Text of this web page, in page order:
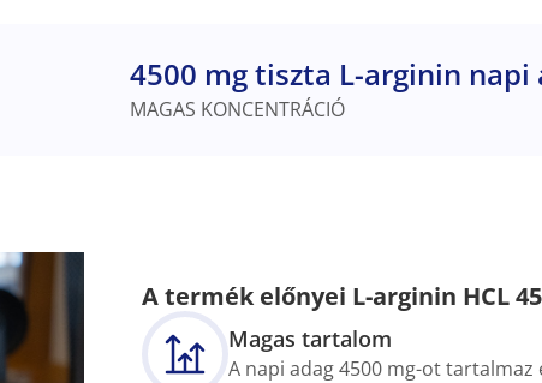
4500 mg tiszta L-arginin
MAGAS KONCENTRÁCIÓ
A termék előnyei L-arginin HCL
Magas tartalom
A napi adag 4500 mg-ot